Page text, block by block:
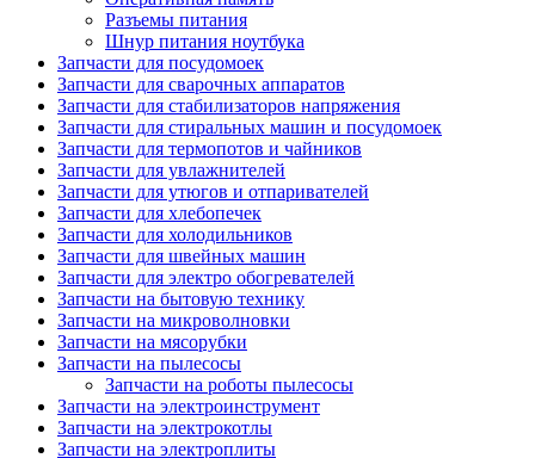
Разъемы питания
Шнур питания ноутбука
Запчасти для посудомоек
Запчасти для сварочных аппаратов
Запчасти для стабилизаторов напряжения
Запчасти для стиральных машин и посудомоек
Запчасти для термопотов и чайников
Запчасти для увлажнителей
Запчасти для утюгов и отпаривателей
Запчасти для хлебопечек
Запчасти для холодильников
Запчасти для швейных машин
Запчасти для электро обогревателей
Запчасти на бытовую технику
Запчасти на микроволновки
Запчасти на мясорубки
Запчасти на пылесосы
Запчасти на роботы пылесосы
Запчасти на электроинструмент
Запчасти на электрокотлы
Запчасти на электроплиты